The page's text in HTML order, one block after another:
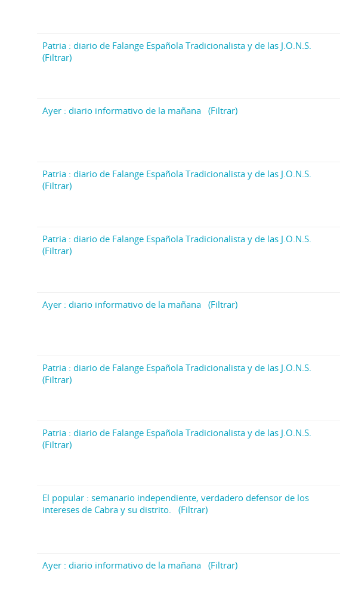
Patria : diario de Falange Española Tradicionalista y de las J.O.N.S.
(Filtrar)
Ayer : diario informativo de la mañana (Filtrar)
Patria : diario de Falange Española Tradicionalista y de las J.O.N.S.
(Filtrar)
Patria : diario de Falange Española Tradicionalista y de las J.O.N.S.
(Filtrar)
Ayer : diario informativo de la mañana (Filtrar)
Patria : diario de Falange Española Tradicionalista y de las J.O.N.S.
(Filtrar)
Patria : diario de Falange Española Tradicionalista y de las J.O.N.S.
(Filtrar)
El popular : semanario independiente, verdadero defensor de los
intereses de Cabra y su distrito.
(Filtrar)
Ayer : diario informativo de la mañana (Filtrar)